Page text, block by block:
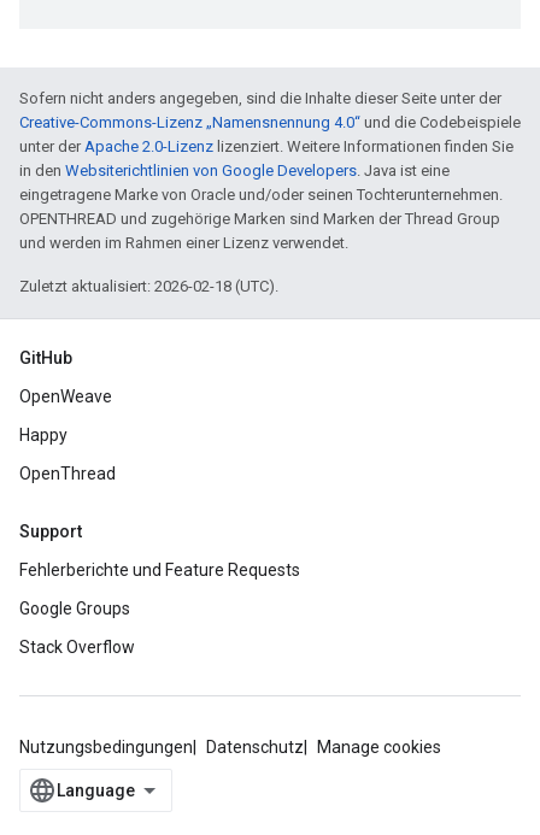
Sofern nicht anders angegeben, sind die Inhalte dieser Seite unter der
Creative-Commons-Lizenz „Namensnennung 4.0“ und die Codebeispiele
unter derApache 2.0-Lizenz lizenziert. Weitere Informationen finden Sie
in den Websiterichtlinien von Google Developers. Java ist eine
eingetragene Marke von Oracle und/oder seinen Tochterunternehmen.
OPENTHREAD und zugehörige Marken sind Marken der Thread Group
und werden im Rahmen einer Lizenz verwendet.
Zuletzt aktualisiert: 2026-02-18 (UTC).
GitHub
OpenWeave
Happy
OpenThread
Support
Fehlerberichte und Feature Requests
Google Groups
Stack Overflow
Nutzungsbedingungen Datenschutz Manage cookies